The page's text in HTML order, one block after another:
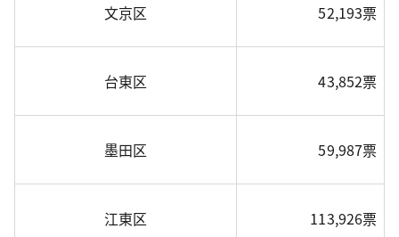
文京区 52,193票
台東区 43,852票
墨田区 59,987票
江東区 113,926票